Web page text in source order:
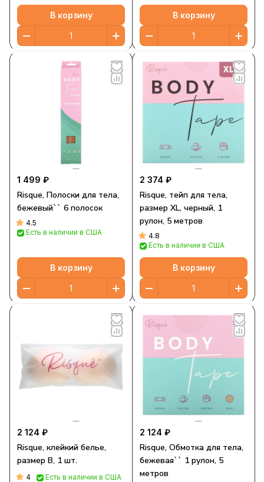
В корзину В корзину
1 499 ₽
Risque, Полоски для тела,
бежевый`` 6 полосок
4.5
Есть в наличии в США
В корзину
2 374 ₽
Risque, тейп для тела,
размер XL, черный, 1
рулон, 5 метров
4.8
Есть в наличии в США
В корзину
2 124 ₽
Risque, клейкий белье,
размер B, 1 шт.
4 Есть в наличии в США
2 124 ₽
Risque, Обмотка для тела,
бежевая`` 1 рулон, 5
метров